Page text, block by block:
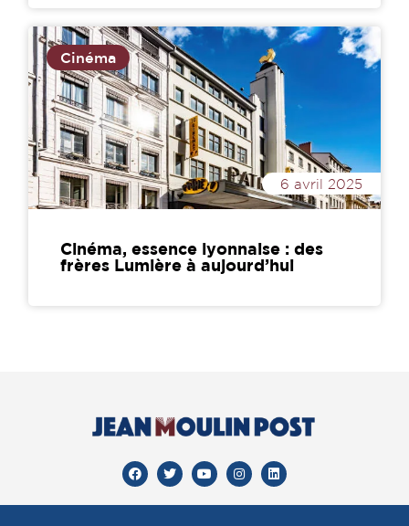
Cinéma
6 avril 2025
Cinéma, essence lyonnaise : des
frères Lumière à aujourd’hui